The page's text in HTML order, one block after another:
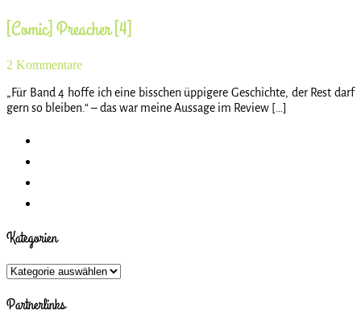
[Comic] Preacher [4]
2 Kommentare
„Für Band 4 hoffe ich eine bisschen üppigere Geschichte, der Rest darf
gern so bleiben.“ – das war meine Aussage im Review […]
Kategorien
Kategorien
Partnerlinks